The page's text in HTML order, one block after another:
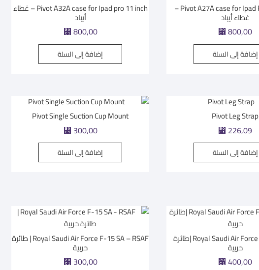
Pivot A27A case for Ipad Pro12.9 inch –
غطاء أيباد
⃁800,00
إضافة إلى السلة
Pivot A32A case for Ipad pro 11 inch – غطاء
أيباد
⃁800,00
إضافة إلى السلة
Pivot Leg Strap
⃁ 226,09
إضافة إلى السلة
Pivot Single Suction Cup Mount
⃁ 300,00
إضافة إلى السلة
Royal Saudi Air Force F-35A RSAF |طائرة
حربية
⃁400,00
Royal Saudi Air Force F-15 SA – RSAF | طائرة
حربية
⃁ 300,00